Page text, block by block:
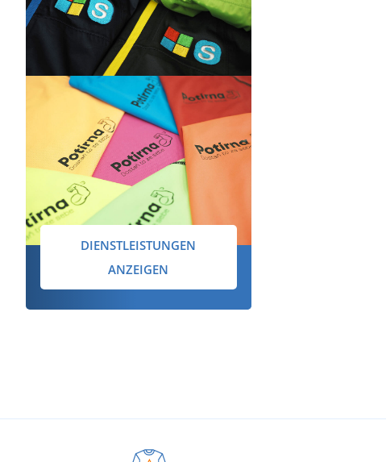
DIENSTLEISTUNGEN
ANZEIGEN